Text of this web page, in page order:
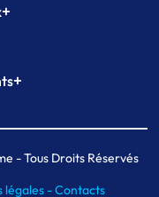
+
+
- Tous Droits Réservés
légales -Contacts